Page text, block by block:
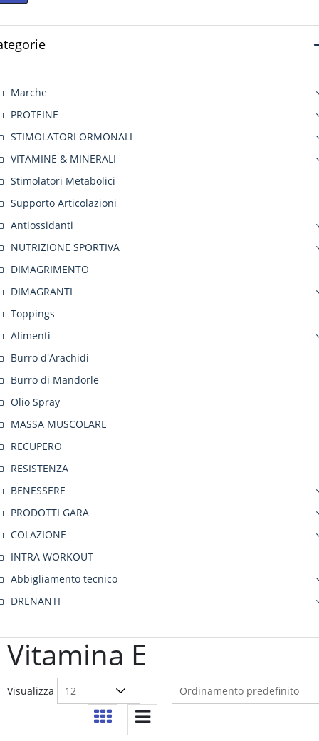
Vitamina E
Visualizza
Marche
PROTEINE
STIMOLATORI ORMONALI
VITAMINE & MINERALI
Stimolatori Metabolici
Supporto Articolazioni
Antiossidanti
NUTRIZIONE SPORTIVA
DIMAGRIMENTO
DIMAGRANTI
Toppings
Alimenti
Burro d'Arachidi
Burro di Mandorle
Olio Spray
MASSA MUSCOLARE
RECUPERO
RESISTENZA
BENESSERE
PRODOTTI GARA
COLAZIONE
INTRA WORKOUT
Abbigliamento tecnico
DRENANTI